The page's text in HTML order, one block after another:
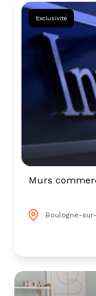
Exclusivité
Murs
Boulogne-